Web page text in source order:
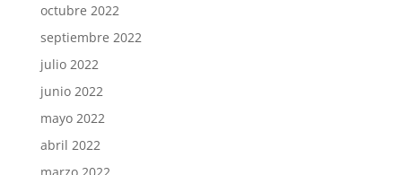
octubre 2022
septiembre 2022
julio 2022
junio 2022
mayo 2022
abril 2022